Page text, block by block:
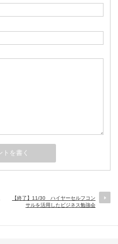
【終了】11/30 ハイヤーセルフコン
サルを活用したビジネス勉強会